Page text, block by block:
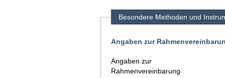
Besondere Methoden und
Angaben zur
Angaben zur
Rahmenvereinbarung